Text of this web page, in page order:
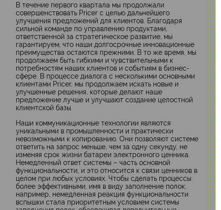
В течение первого квартала мы продолжали
совершенствовать Pricer с целью дальнейшего
улучшения предложений для клиентов. Благодаря
сильной команде по управлению продуктами,
ответственной за стратегическое развитие, мы
гарантируем, что наши долгосрочные инновационные
преимущества остаются прежними. В то же время, мы
продолжаем быть гибкими и чувствительными к
потребностям наших клиентов и событиям в бизнес-
сфере. В процессе диалога с несколькими основными
клиентами Pricer, мы продолжаем искать новые и
улучшенные решения, которые делают наше
предложение лучше и улучшают создание целостной
клиентской базы.
Наши коммуникационные технологии являются
уникальными в промышленности и практически
невозможными к копированию. Они позволяют системе
ответить на запрос меньше, чем за одну секунду, не
изменяя срок жизни батареи электронного ценника.
Немедленный ответ системы – часть основной
функциональности, и это относится к связи ценников в
целом при любых условиях. Чтобы сделать процессы
более эффективными, имя в виду заполнение полок,
например, немедленная реакция функциональности
вспышки стала приоритетным условием системы